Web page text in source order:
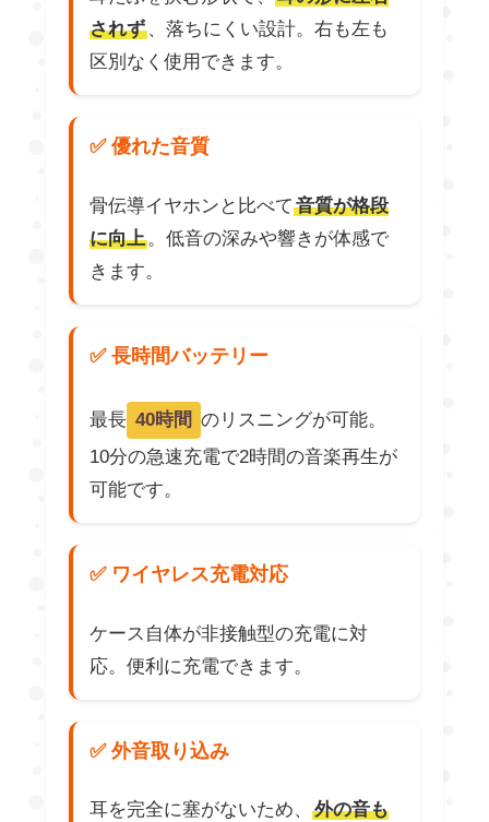
されず、落ちにくい設計。右も左も
区別なく使用できます。
✅ 優れた音質
骨伝導イヤホンと比べて音質が格段
に向上。低音の深みや響きが体感で
きます。
✅ 長時間バッテリー
最長 40時間 のリスニングが可能。
10分の急速充電で2時間の音楽再生が
可能です。
✅ ワイヤレス充電対応
ケース自体が非接触型の充電に対
応。便利に充電できます。
✅ 外音取り込み
耳を完全に塞がないため、外の音も